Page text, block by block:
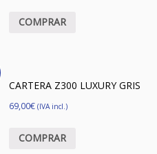
COMPRAR
CARTERA Z300 LUXURY GRIS
69,00€ (IVA incl.)
COMPRAR